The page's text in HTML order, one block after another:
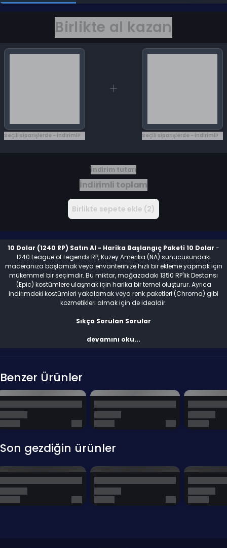
Birlikte al kazan
Seçili siparişlerde - İndirimli! Seçili siparişlerde - İndirimli!
İndirim tutarı
İndirimli toplam
Birlikte sepete ekle (2)
10 Dolar (1240 RP) Satın Al - Harika Başlangıç Paketi 10 Dolar -
1240 League of Legends RP, Kuzey Amerika (NA) sunucusundaki
maceranıza başlamak veya envanterinize hızlı bir ekleme yapmak için
mükemmel bir seçimdir. Bu miktar, mağazadaki 1350 RP'lik Destansı
(Epic) kostümlere ulaşmak için harika bir temel oluşturur. Ayrıca
indirimdeki kostümleri yakalamak veya renk paketleri (Chroma) gibi
kozmetikleri almak için de idealdir.
Sıkça Sorulan Sorular
S: Bu kod North America sunucusunda kesin çalışır mı?
S: 1240 RP ile 1350'lik bir kostüm alabilir miyim?
C: 1350 RP'lik bir kostüm için küçük bir miktar eksik kalır. Ancak bu
paket, indirimleri takip ederek bu kostümleri almak veya üzerine
küçük bir paket daha eklemek için mükemmel bir temeldir.
Vadi'de tarzını konuşturacak o Destansı kostüme bir adım daha
yaklaş. 10 Dolar - 1240 RP, envanterini zenginleştirmek ve şampiyonlarını
özelleştirmek için sana harika bir başlangıç gücü verir.
Destansı Kostümler İçin Temel:1350 RP'lik kostümler için
harika bir başlangıç noktasıdır.
devamını oku...
Benzer Ürünler
Son gezdiğin ürünler